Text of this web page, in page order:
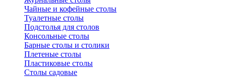
Чайные и кофейные столы
Туалетные столы
Подстолья для столов
Консольные столы
Барные столы и столики
Плетеные столы
Пластиковые столы
Столы садовые